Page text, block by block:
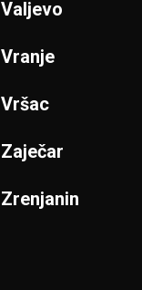
Valjevo
Vranje
Vršac
Zaječar
Zrenjanin